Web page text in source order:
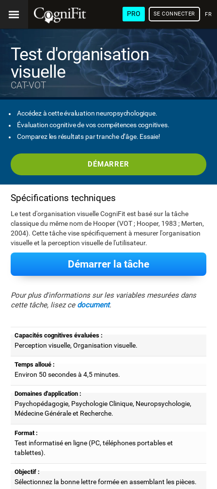
PRO SE CONNECTER
Test d'organisation
visuelle
CAT-VOT
Accédez à cette évaluation neuropsychologique.
Évaluation cognitive de vos compétences cognitives.
Comparez les résultats par tranche d’âge. Essaie!
DÉMARRER
Spécifications techniques
Le test d'organisation visuelle CogniFit est basé sur la tâche
classique du même nom de Hooper (VOT ; Hooper, 1983 ; Merten,
2004). Cette tâche vise spécifiquement à mesurer l'organisation
visuelle et la perception visuelle de l'utilisateur.
Démarrer la tâche
Pour plus d'informations sur les variables mesurées dans
cette tâche, lisez ce document.
Capacités cognitives évaluées :
Perception visuelle, Organisation visuelle.
Temps alloué :
Environ 50 secondes à 4,5 minutes.
Domaines d'application :
Psychopédagogie, Psychologie Clinique, Neuropsychologie,
Médecine Générale et Recherche.
Format :
Test informatisé en ligne (PC, téléphones portables et
tablettes).
Objectif :
Sélectionnez la bonne lettre formée en assemblant les pièces.